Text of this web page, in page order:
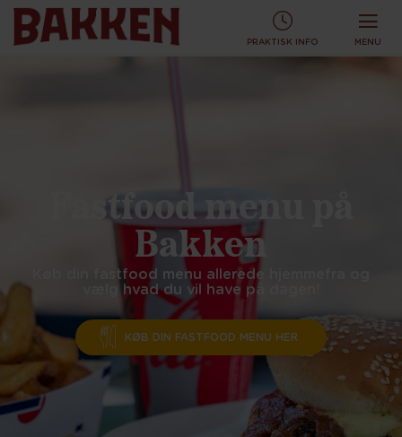
Fastfood menu på
Bakken
Køb din fastfood menu allerede hjemmefra og
vælg hvad du vil have på dagen!
KØB DIN FASTFOOD MENU HER
PRAKTISK INFO MENU
KØB TURBÅND ONLINE OG SPAR! KØB ONLINE